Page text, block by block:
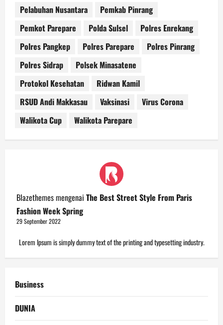
Pelabuhan Nusantara
Pemkab Pinrang
Pemkot Parepare
Polda Sulsel
Polres Enrekang
Polres Pangkep
Polres Parepare
Polres Pinrang
Polres Sidrap
Polsek Minasatene
Protokol Kesehatan
Ridwan Kamil
RSUD Andi Makkasau
Vaksinasi
Virus Corona
Walikota Cup
Walikota Parepare
Blazethemesmengenai The Best Street Style From Paris
Fashion Week Spring
29 September 2022
Lorem Ipsum is simply dummy text of the printing and typesetting industry.
Business
DUNIA